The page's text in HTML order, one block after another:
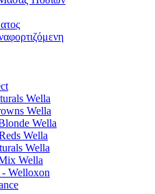
Wella
Wella
Wella
Wella
Wella
Wella
Welloxon